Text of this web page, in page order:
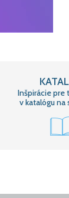
Inšpirácie pre
v katalógu na